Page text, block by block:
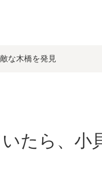
な木橋を発見
たら、小